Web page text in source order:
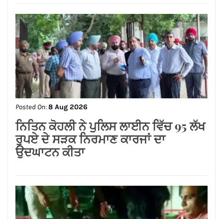
Posted On:8 Aug 2026
जालंधर कैंट के लोगों की लंबे समय से लंबित
समस्याओं का समाधान करवाने के लिए हर स्तर
पर करूंगा प्रयास — अमित तनेजा